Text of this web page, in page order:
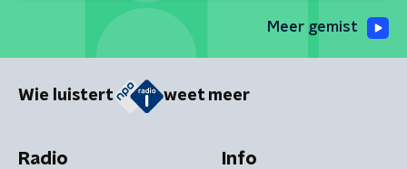
Meer gemist
Wie luistert weet meer
Radio Info